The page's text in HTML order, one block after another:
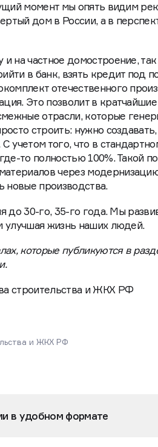
момент мы опять видим
дом в России, а в
и на частное домостроение,
в банк, взять кредит под
отечественного
Это позволит в
отрасли, которые
строить: нужно
учетом того, что в
то полностью 100%. Такой
через
новые производства.
до 30-го, 35-го года. Мы
улучшая жизнь наших людей.
которые публикуются в
строительства и ЖКХ РФ
и ЖКХ РФ
в удобном формате